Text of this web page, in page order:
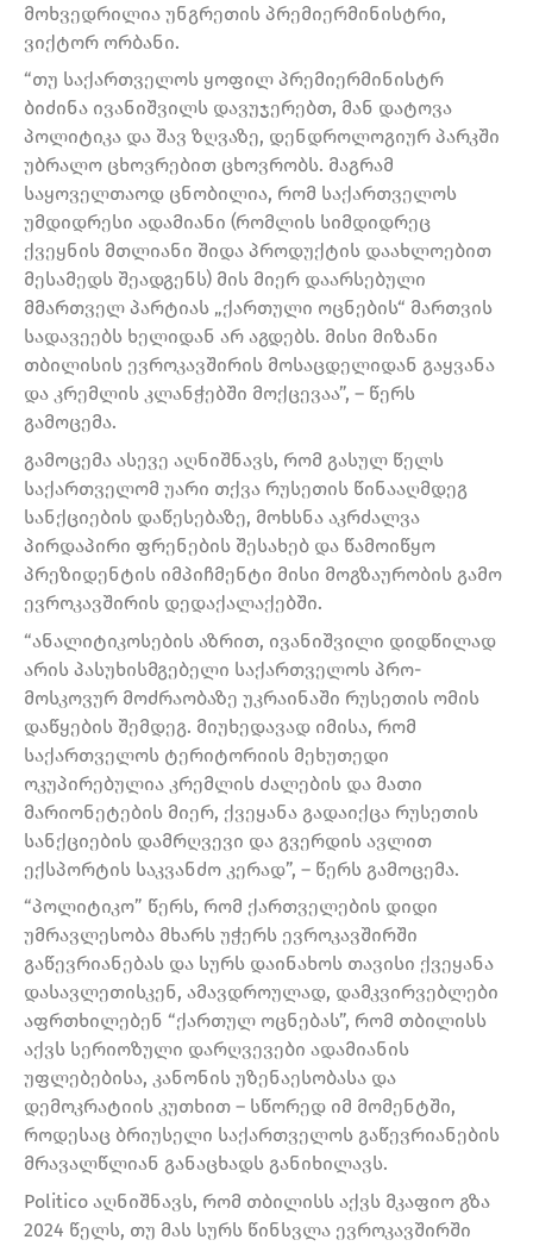
მოხვედრილია უნგრეთის პრემიერმინისტრი,
ვიქტორ ორბანი.
“თუ საქართველოს ყოფილ პრემიერმინისტრ
ბიძინა ივანიშვილს დავუჯერებთ, მან დატოვა
პოლიტიკა და შავ ზღვაზე, დენდროლოგიურ პარკში
უბრალო ცხოვრებით ცხოვრობს. მაგრამ
საყოველთაოდ ცნობილია, რომ საქართველოს
უმდიდრესი ადამიანი (რომლის სიმდიდრეც
ქვეყნის მთლიანი შიდა პროდუქტის დაახლოებით
მესამედს შეადგენს) მის მიერ დაარსებული
მმართველ პარტიას „ქართული ოცნების“ მართვის
სადავეებს ხელიდან არ აგდებს. მისი მიზანი
თბილისის ევროკავშირის მოსაცდელიდან გაყვანა
და კრემლის კლანჭებში მოქცევაა”, – წერს
გამოცემა.
გამოცემა ასევე აღნიშნავს, რომ გასულ წელს
საქართველომ უარი თქვა რუსეთის წინააღმდეგ
სანქციების დაწესებაზე, მოხსნა აკრძალვა
პირდაპირი ფრენების შესახებ და წამოიწყო
პრეზიდენტის იმპიჩმენტი მისი მოგზაურობის გამო
ევროკავშირის დედაქალაქებში.
“ანალიტიკოსების აზრით, ივანიშვილი დიდწილად
არის პასუხისმგებელი საქართველოს პრო-
მოსკოვურ მოძრაობაზე უკრაინაში რუსეთის ომის
დაწყების შემდეგ. მიუხედავად იმისა, რომ
საქართველოს ტერიტორიის მეხუთედი
ოკუპირებულია კრემლის ძალების და მათი
მარიონეტების მიერ, ქვეყანა გადაიქცა რუსეთის
სანქციების დამრღვევი და გვერდის ავლით
ექსპორტის საკვანძო კერად”, – წერს გამოცემა.
“პოლიტიკო” წერს, რომ ქართველების დიდი
უმრავლესობა მხარს უჭერს ევროკავშირში
გაწევრიანებას და სურს დაინახოს თავისი ქვეყანა
დასავლეთისკენ, ამავდროულად, დამკვირვებლები
აფრთხილებენ “ქართულ ოცნებას”, რომ თბილისს
აქვს სერიოზული დარღვევები ადამიანის
უფლებებისა, კანონის უზენაესობასა და
დემოკრატიის კუთხით – სწორედ იმ მომენტში,
როდესაც ბრიუსელი საქართველოს გაწევრიანების
მრავალწლიან განაცხადს განიხილავს.
Politico აღნიშნავს, რომ თბილისს აქვს მკაფიო გზა
2024 წელს, თუ მას სურს წინსვლა ევროკავშირში